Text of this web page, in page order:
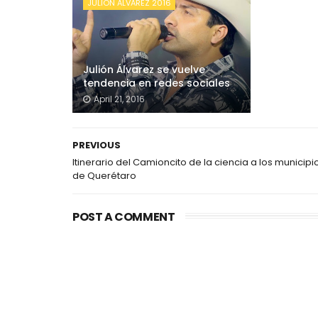
JULIÓN ALVAREZ 2016
Julión Álvarez se vuelve
tendencia en redes sociales
April 21, 2016
PREVIOUS
Itinerario del Camioncito de la ciencia a los
de Querétaro
POST A COMMENT